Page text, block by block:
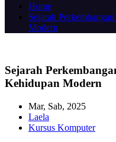
Home
Sejarah
Modern
Sejarah
Kehidupan Modern
Mar, Sab, 2025
Laela
Kursus Komputer